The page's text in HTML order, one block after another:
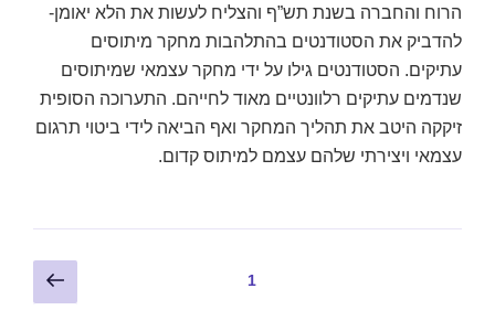
הרוח והחברה בשנת תש”ף והצליח לעשות את הלא יאומן-
להדביק את הסטודנטים בהתלהבות מחקר מיתוסים
עתיקים. הסטודנטים גילו על ידי מחקר עצמאי שמיתוסים
שנדמים עתיקים רלוונטיים מאוד לחייהם. התערוכה הסופית
זיקקה היטב את תהליך המחקר ואף הביאה לידי ביטוי תרגום
עצמאי ויצירתי שלהם עצמם למיתוס קדום.
1